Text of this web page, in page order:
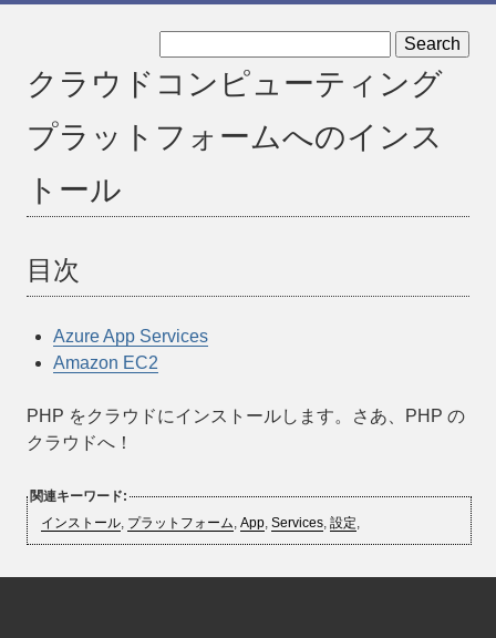
Azure App Services »
クラウドコンピューティング
プラットフォームへのインス
トール
目次
Azure App Services
Amazon EC2
PHP をクラウドにインストールします。さあ、PHP の
クラウドへ！
関連キーワード:
インストール, プラットフォーム, App, Services, 設定,